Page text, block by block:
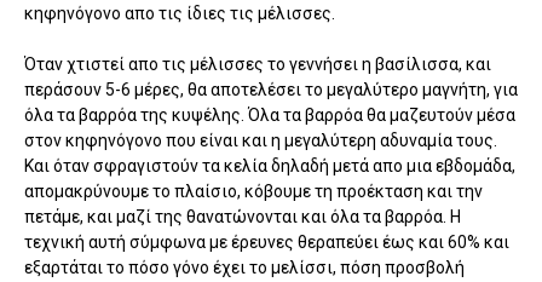
κηφηνόγονο απο τις ίδιες τις μέλισσες.
Όταν χτιστεί απο τις μέλισσες το γεννήσει η βασίλισσα, και
περάσουν 5-6 μέρες, θα αποτελέσει το μεγαλύτερο μαγνήτη, για
όλα τα βαρρόα της κυψέλης. Όλα τα βαρρόα θα μαζευτούν μέσα
στον κηφηνόγονο που είναι και η μεγαλύτερη αδυναμία τους.
Και όταν σφραγιστούν τα κελία δηλαδή μετά απο μια εβδομάδα,
απομακρύνουμε το πλαίσιο, κόβουμε τη προέκταση και την
πετάμε, και μαζί της θανατώνονται και όλα τα βαρρόα. Η
τεχνική αυτή σύμφωνα με έρευνες θεραπεύει έως και 60% και
εξαρτάται το πόσο γόνο έχει το μελίσσι, πόση προσβολή